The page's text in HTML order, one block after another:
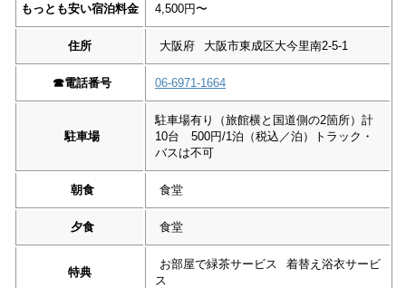
もっとも安い宿泊料金 4,500円〜
住所 大阪府 大阪市東成区大今里南2-5-1
☎︎電話番号 06-6971-1664
駐車場
駐車場有り（旅館横と国道側の2箇所）計
10台 500円/1泊（税込／泊）トラック・
バスは不可
朝食 食堂
夕食 食堂
特典
お部屋で緑茶サービス
着替え浴衣サービ
ス